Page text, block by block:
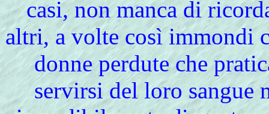
casi, non manca di
altri, a volte così immondi
donne perdute che
servirsi del loro sangue